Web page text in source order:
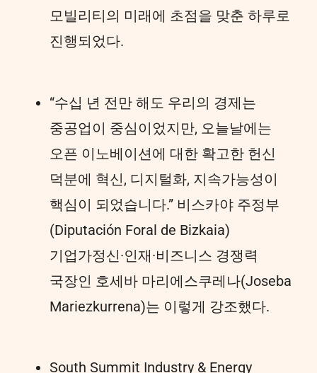
모빌리티의 미래에 초점을 맞춘 하루로
진행되었다.
“수십 년 전만 해도 우리의 경제는
중공업이 중심이었지만, 오늘날에는
오픈 이노베이션에 대한 확고한 헌신
덕분에 혁신, 디지털화, 지속가능성이
핵심이 되었습니다.” 비스카야 주정부
(Diputación Foral de Bizkaia)
기업가정신·인재·비즈니스 경쟁력
국장인 호세바 마리에스쿠레나(Joseba
Mariezkurrena)는 이렇게 강조했다.
South Summit Industry & Energy